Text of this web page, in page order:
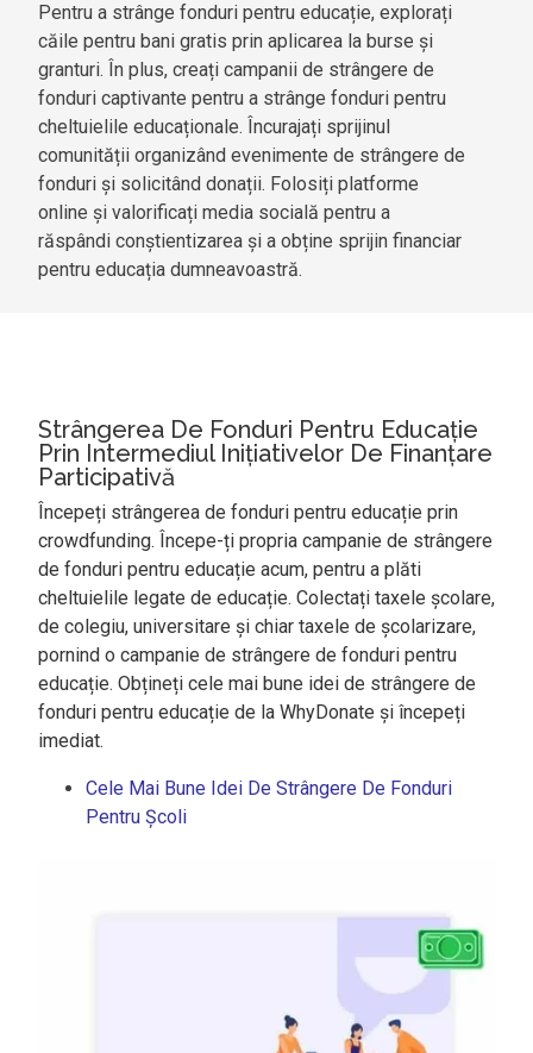
Pentru a strânge fonduri pentru educație, explorați
căile pentru bani gratis prin aplicarea la burse și
granturi. În plus, creați campanii de strângere de
fonduri captivante pentru a strânge fonduri pentru
cheltuielile educaționale. Încurajați sprijinul
comunității organizând evenimente de strângere de
fonduri și solicitând donații. Folosiți platforme
online și valorificați media socială pentru a
răspândi conștientizarea și a obține sprijin financiar
pentru educația dumneavoastră.
Strângerea De Fonduri Pentru Educație
Prin Intermediul Inițiativelor De Finanțare
Participativă
Începeți strângerea de fonduri pentru educație prin
crowdfunding. Începe-ți propria campanie de strângere
de fonduri pentru educație acum, pentru a plăti
cheltuielile legate de educație. Colectați taxele școlare,
de colegiu, universitare și chiar taxele de școlarizare,
pornind o campanie de strângere de fonduri pentru
educație. Obțineți cele mai bune idei de strângere de
fonduri pentru educație de la WhyDonate și începeți
imediat.
Cele Mai Bune Idei De Strângere De Fonduri
Pentru Școli